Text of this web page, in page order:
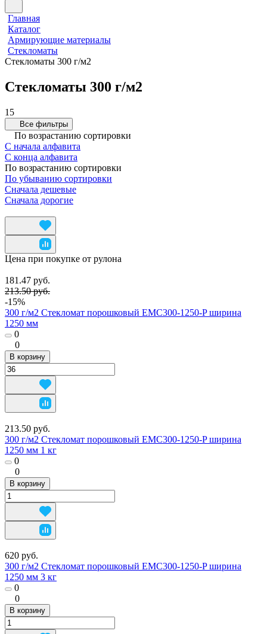
Главная
Каталог
Армирующие материалы
Стекломаты
Стекломаты 300 г/м2
Стекломаты 300 г/м2
15
Все фильтры
По возрастанию сортировки
С начала алфавита
С конца алфавита
По возрастанию сортировки
По убыванию сортировки
Сначала дешевые
Сначала дорогие
Цена при покупке от рулона
181.47 руб.
213.50 руб.
-15%
300 г/м2 Стекломат порошковый EMC300-1250-P ширина
1250 мм
0
0
В корзину
213.50 руб.
300 г/м2 Стекломат порошковый EMC300-1250-P ширина
1250 мм 1 кг
0
0
В корзину
620 руб.
300 г/м2 Стекломат порошковый EMC300-1250-P ширина
1250 мм 3 кг
0
0
В корзину